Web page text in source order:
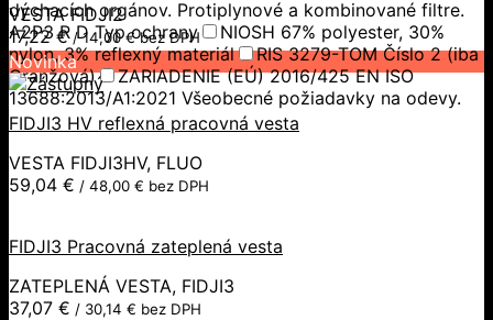
dýchacích orgánov. Protiplynové a kombinované filtre.
A2P3 R D Typ ochrany
NIOSH 67% polyester, 30%
nylon, 3% reflexný materiál
RIS 3279-TOM Číslo 2 (iba
Oranžová)
ZARIADENIE (EÚ) 2016/425 EN ISO
13688:2013/A1:2021 Všeobecné požiadavky na odevy.
VESTA FIDJI2
17,22€/14,00€bez DPH
Novinka
FIDJI3 HV reflexná pracovná vesta
VESTA FIDJI3HV, FLUO
59,04 € / 48,00 € bez DPH
FIDJI3 Pracovná zateplená vesta
ZATEPLENÁ VESTA, FIDJI3
37,07 € / 30,14 € bez DPH